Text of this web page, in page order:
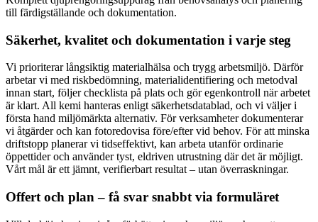
till färdigställande och dokumentation.
Säkerhet, kvalitet och dokumentation i varje steg
Vi prioriterar långsiktig materialhälsa och trygg arbetsmiljö. Därför
arbetar vi med riskbedömning, materialidentifiering och metodval
innan start, följer checklista på plats och gör egenkontroll när arbetet
är klart. All kemi hanteras enligt säkerhetsdatablad, och vi väljer i
första hand miljömärkta alternativ. För verksamheter dokumenterar
vi åtgärder och kan fotoredovisa före/efter vid behov. För att minska
driftstopp planerar vi tidseffektivt, kan arbeta utanför ordinarie
öppettider och använder tyst, eldriven utrustning där det är möjligt.
Vårt mål är ett jämnt, verifierbart resultat – utan överraskningar.
Offert och plan – få svar snabbt via formuläret